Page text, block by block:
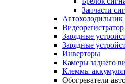
Запчасти
Автохолодильник
Видеорегистратор
Зарядные
Зарядные
Инверторы
Камеры заднего
Клеммы
Обогреватели